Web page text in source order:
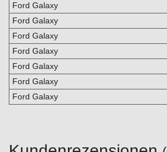
Ford Galaxy
Ford Galaxy
Ford Galaxy
Ford Galaxy
Ford Galaxy
Ford Galaxy
Ford Galaxy